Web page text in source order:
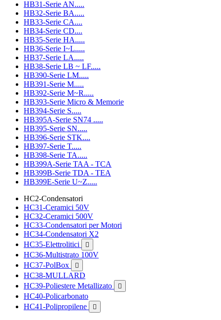
HB31-Serie AN.....
HB32-Serie BA.....
HB33-Serie CA....
HB34-Serie CD....
HB35-Serie HA.....
HB36-Serie I~L.....
HB37-Serie LA.....
HB38-Serie LB ~ LF.....
HB390-Serie LM.....
HB391-Serie M.....
HB392-Serie M~R.....
HB393-Serie Micro & Memorie
HB394-Serie S.....
HB395A-Serie SN74 .....
HB395-Serie SN.....
HB396-Serie STK....
HB397-Serie T.....
HB398-Serie TA.....
HB399A-Serie TAA - TCA
HB399B-Serie TDA - TEA
HB399E-Serie U~Z.....
HC2-Condensatori
HC31-Ceramici 50V
HC32-Ceramici 500V
HC33-Condensatori per Motori
HC34-Condensatori X2
HC35-Elettrolitici

HC36-Multistrato 100V
HC37-PolBox

HC38-MULLARD
HC39-Poliestere Metallizato

HC40-Policarbonato
HC41-Polipropilene
